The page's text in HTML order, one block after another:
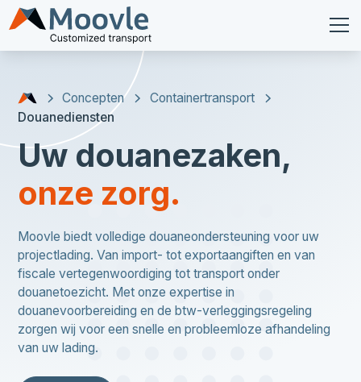
Concepten
Containertransport
Douanediensten
Uw douanezaken,
onze zorg.
Moovle biedt volledige douaneondersteuning voor uw
projectlading. Van import- tot exportaangiften en van
fiscale vertegenwoordiging tot transport onder
douanetoezicht. Met onze expertise in
douanevoorbereiding en de btw-verleggingsregeling
zorgen wij voor een snelle en probleemloze afhandeling
van uw lading.